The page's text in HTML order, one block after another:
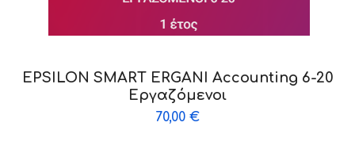
EPSILON SMART ERGANI Accounting 6-20
Εργαζόμενοι
70,00 €